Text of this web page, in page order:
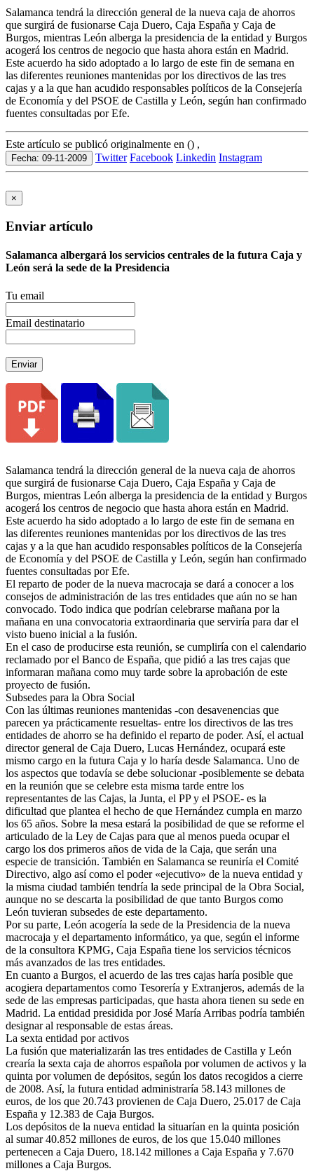
Salamanca tendrá la dirección general de la nueva caja de ahorros
que surgirá de fusionarse Caja Duero, Caja España y Caja de
Burgos, mientras León alberga la presidencia de la entidad y Burgos
acogerá los centros de negocio que hasta ahora están en Madrid.
Este acuerdo ha sido adoptado a lo largo de este fin de semana en
las diferentes reuniones mantenidas por los directivos de las tres
cajas y a la que han acudido responsables políticos de la Consejería
de Economía y del PSOE de Castilla y León, según han confirmado
fuentes consultadas por Efe.
Este artículo se publicó originalmente en () ,
Fecha: 09-11-2009 Twitter Facebook Linkedin Instagram
×
Enviar artículo
Salamanca albergará los servicios centrales de la futura Caja y
León será la sede de la Presidencia
Tu email
Email destinatario
Enviar
Salamanca tendrá la dirección general de la nueva caja de ahorros
que surgirá de fusionarse Caja Duero, Caja España y Caja de
Burgos, mientras León alberga la presidencia de la entidad y Burgos
acogerá los centros de negocio que hasta ahora están en Madrid.
Este acuerdo ha sido adoptado a lo largo de este fin de semana en
las diferentes reuniones mantenidas por los directivos de las tres
cajas y a la que han acudido responsables políticos de la Consejería
de Economía y del PSOE de Castilla y León, según han confirmado
fuentes consultadas por Efe.
El reparto de poder de la nueva macrocaja se dará a conocer a los
consejos de administración de las tres entidades que aún no se han
convocado. Todo indica que podrían celebrarse mañana por la
mañana en una convocatoria extraordinaria que serviría para dar el
visto bueno inicial a la fusión.
En el caso de producirse esta reunión, se cumpliría con el calendario
reclamado por el Banco de España, que pidió a las tres cajas que
informaran mañana como muy tarde sobre la aprobación de este
proyecto de fusión.
Subsedes para la Obra Social
Con las últimas reuniones mantenidas -con desavenencias que
parecen ya prácticamente resueltas- entre los directivos de las tres
entidades de ahorro se ha definido el reparto de poder. Así, el actual
director general de Caja Duero, Lucas Hernández, ocupará este
mismo cargo en la futura Caja y lo haría desde Salamanca. Uno de
los aspectos que todavía se debe solucionar -posiblemente se debata
en la reunión que se celebre esta misma tarde entre los
representantes de las Cajas, la Junta, el PP y el PSOE- es la
dificultad que plantea el hecho de que Hernández cumpla en marzo
los 65 años. Sobre la mesa estará la posibilidad de que se reforme el
articulado de la Ley de Cajas para que al menos pueda ocupar el
cargo los dos primeros años de vida de la Caja, que serán una
especie de transición. También en Salamanca se reuniría el Comité
Directivo, algo así como el poder «ejecutivo» de la nueva entidad y
la misma ciudad también tendría la sede principal de la Obra Social,
aunque no se descarta la posibilidad de que tanto Burgos como
León tuvieran subsedes de este departamento.
Por su parte, León acogería la sede de la Presidencia de la nueva
macrocaja y el departamento informático, ya que, según el informe
de la consultora KPMG, Caja España tiene los servicios técnicos
más avanzados de las tres entidades.
En cuanto a Burgos, el acuerdo de las tres cajas haría posible que
acogiera departamentos como Tesorería y Extranjeros, además de la
sede de las empresas participadas, que hasta ahora tienen su sede en
Madrid. La entidad presidida por José María Arribas podría también
designar al responsable de estas áreas.
La sexta entidad por activos
La fusión que materializarán las tres entidades de Castilla y León
crearía la sexta caja de ahorros española por volumen de activos y la
quinta por volumen de depósitos, según los datos recogidos a cierre
de 2008. Así, la futura entidad administraría 58.143 millones de
euros, de los que 20.743 provienen de Caja Duero, 25.017 de Caja
España y 12.383 de Caja Burgos.
Los depósitos de la nueva entidad la situarían en la quinta posición
al sumar 40.852 millones de euros, de los que 15.040 millones
pertenecen a Caja Duero, 18.142 millones a Caja España y 7.670
millones a Caja Burgos.